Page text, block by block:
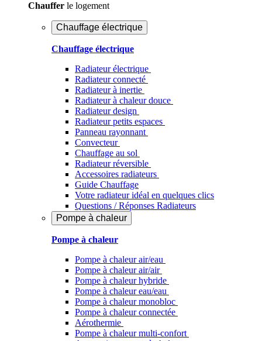
Chauffer le logement
Chauffage électrique
Chauffage électrique
Radiateur électrique
Radiateur connecté
Radiateur à inertie
Radiateur à chaleur douce
Radiateur design
Radiateur petits espaces
Panneau rayonnant
Convecteur
Chauffage au sol
Radiateur réversible
Accessoires radiateurs
Guide Chauffage
Votre radiateur idéal en quelques clics
Questions / Réponses Radiateurs
Pompe à chaleur
Pompe à chaleur
Pompe à chaleur air/eau
Pompe à chaleur air/air
Pompe à chaleur hybride
Pompe à chaleur​ eau/eau
Pompe à chaleur monobloc
Pompe à chaleur connectée
Aérothermie
Pompe à chaleur multi-confort